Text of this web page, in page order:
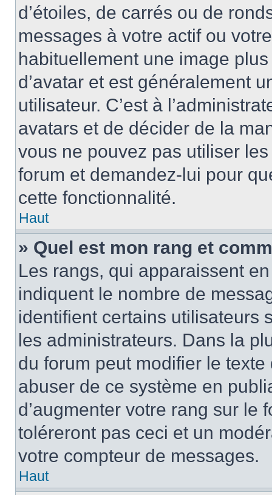
d’étoiles, de carrés ou de
messages à votre actif ou
habituellement une image
d’avatar et est généralement
utilisateur. C’est à
avatars et de décider de la
vous ne pouvez pas utiliser
forum et demandez-lui pour
cette fonctionnalité.
Haut
» Quel est mon rang et
Les rangs, qui apparaissent
indiquent le nombre de
identifient certains utilisateurs
les administrateurs. Dans la
du forum peut modifier le
abuser de ce système en
d’augmenter votre rang sur le
toléreront pas ceci et un
votre compteur de messages.
Haut